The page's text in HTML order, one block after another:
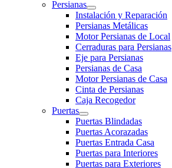
Persianas
Instalación y Reparación
Persianas Metálicas
Motor Persianas de Local
Cerraduras para Persianas
Eje para Persianas
Persianas de Casa
Motor Persianas de Casa
Cinta de Persianas
Caja Recogedor
Puertas
Puertas Blindadas
Puertas Acorazadas
Puertas Entrada Casa
Puertas para Interiores
Puertas para Exteriores